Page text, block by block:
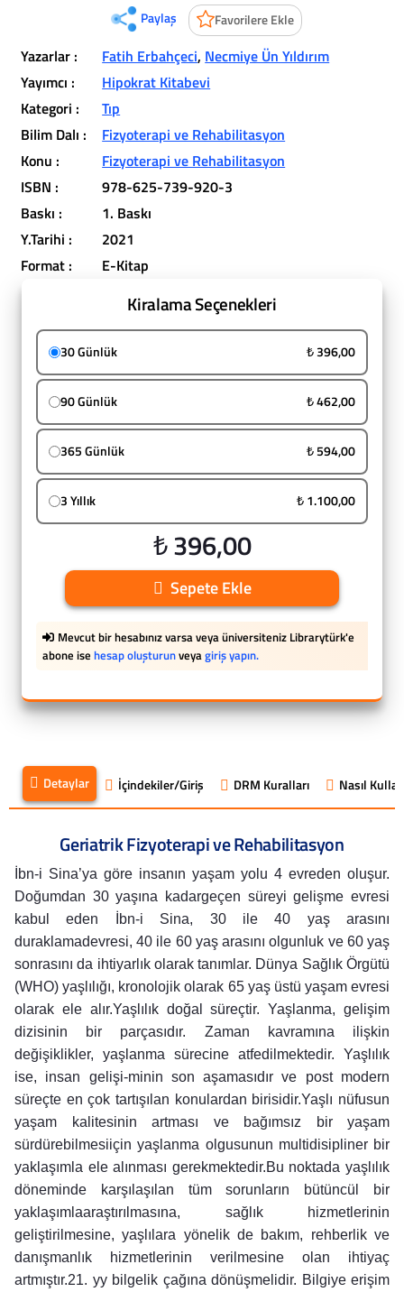
Paylaş Favorilere Ekle
Yazarlar : Fatih Erbahçeci, Necmiye Ün Yıldırım
Yayımcı :
Hipokrat Kitabevi
Kategori :
Tıp
Bilim Dalı :
Fizyoterapi ve Rehabilitasyon
Konu :
Fizyoterapi ve Rehabilitasyon
ISBN :
978-625-739-920-3
Baskı :
1. Baskı
Y.Tarihi :
2021
Format :
E-Kitap
Kiralama Seçenekleri
30 Günlük ₺ 396,00
90 Günlük ₺ 462,00
365 Günlük ₺ 594,00
3 Yıllık ₺ 1.100,00
₺ 396,00
Sepete Ekle
Mevcut bir hesabınız varsa veya üniversiteniz Librarytürk'e
abone ise hesap oluşturunveyagiriş yapın.
Detaylar İçindekiler/Giriş DRM Kuralları Nasıl
Geriatrik Fizyoterapi ve Rehabilitasyon
İbn-i Sina’ya göre insanın yaşam yolu 4 evreden oluşur.
Doğumdan 30 yaşına kadargeçen süreyi gelişme evresi
kabul eden İbn-i Sina, 30 ile 40 yaş arasını
duraklamadevresi, 40 ile 60 yaş arasını olgunluk ve 60 yaş
sonrasını da ihtiyarlık olarak tanımlar. Dünya Sağlık Örgütü
(WHO) yaşlılığı, kronolojik olarak 65 yaş üstü yaşam evresi
olarak ele alır.Yaşlılık doğal süreçtir. Yaşlanma, gelişim
dizisinin bir parçasıdır. Zaman kavramına ilişkin
değişiklikler, yaşlanma sürecine atfedilmektedir. Yaşlılık
ise, insan gelişi-minin son aşamasıdır ve post modern
süreçte en çok tartışılan konulardan birisidir.Yaşlı nüfusun
yaşam kalitesinin artması ve bağımsız bir yaşam
sürdürebilmesiiçin yaşlanma olgusunun multidisipliner bir
yaklaşımla ele alınması gerekmektedir.Bu noktada yaşlılık
döneminde karşılaşılan tüm sorunların bütüncül bir
yaklaşımlaaraştırılmasına, sağlık hizmetlerinin
geliştirilmesine, yaşlılara yönelik de bakım, rehberlik ve
danışmanlık hizmetlerinin verilmesine olan ihtiyaç
artmıştır.21. yy bilgelik çağına dönüşmelidir. Bilgiye erişim